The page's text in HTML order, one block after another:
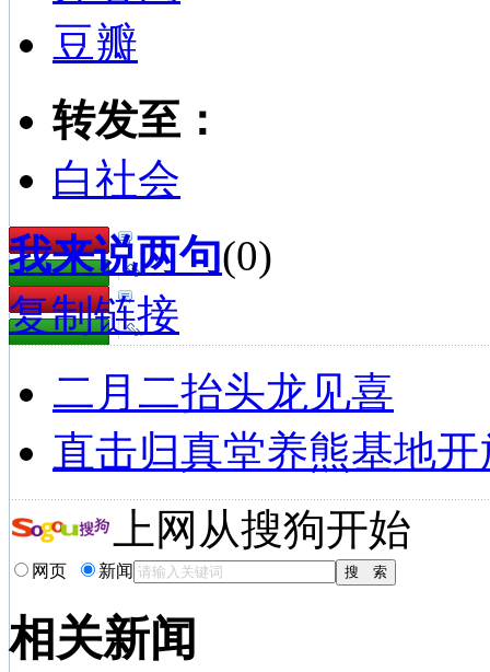
豆瓣
转发至：
白社会
我来说两句(0)
复制链接
二月二抬头龙见喜
直击归真堂养熊基地开
上网从搜狗开始
网页 新闻
相关新闻